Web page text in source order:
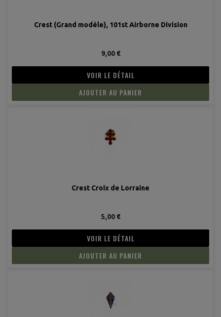
Crest (Grand modèle), 101st Airborne Division
9,00 €
VOIR LE DÉTAIL
AJOUTER AU PANIER
Crest Croix de Lorraine
5,00 €
VOIR LE DÉTAIL
AJOUTER AU PANIER